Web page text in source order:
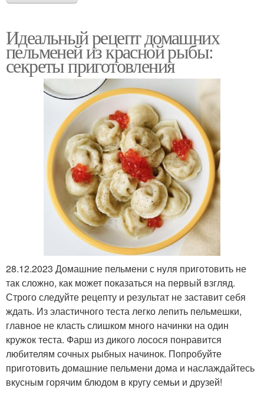
Идеальный рецепт домашних
пельменей из красной рыбы:
секреты приготовления
28.12.2023 Домашние пельмени с нуля приготовить не
так сложно, как может показаться на первый взгляд.
Строго следуйте рецепту и результат не заставит себя
ждать. Из эластичного теста легко лепить пельмешки,
главное не класть слишком много начинки на один
кружок теста. Фарш из дикого лосося понравится
любителям сочных рыбных начинок. Попробуйте
приготовить домашние пельмени дома и наслаждайтесь
вкусным горячим блюдом в кругу семьи и друзей!